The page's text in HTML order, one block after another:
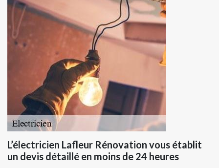
L’électricien Lafleur Rénovation vous établit
un devis détaillé en moins de 24 heures